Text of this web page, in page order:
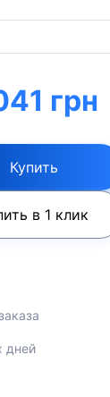
грн
Купить
в 1 клик
дней